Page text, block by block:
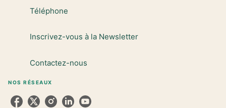
Téléphone
Inscrivez-vous à la Newsletter
Contactez-nous
NOS RÉSEAUX